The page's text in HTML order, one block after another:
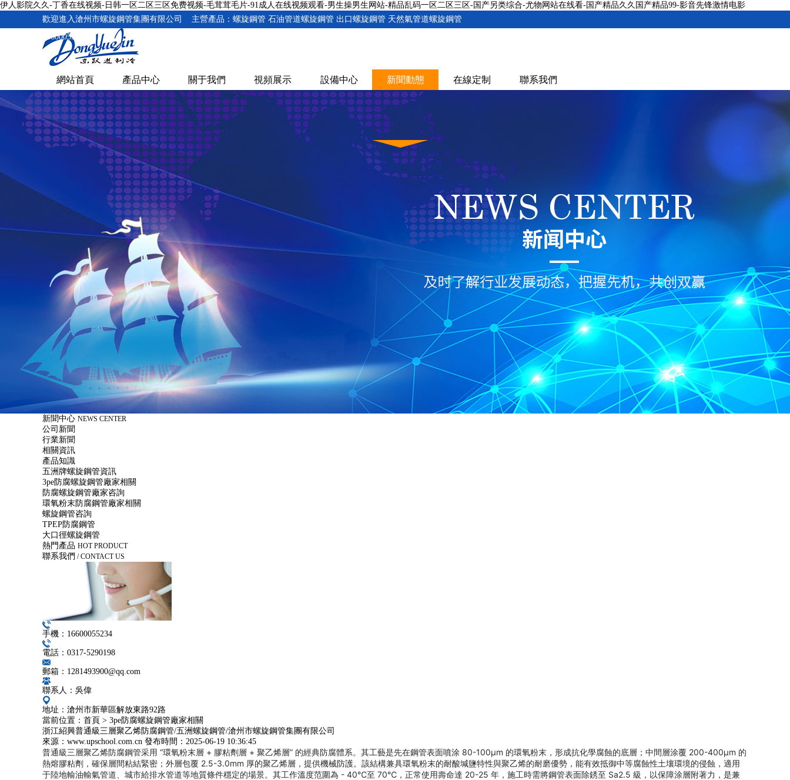
伊人影院久久-丁香在线视频-日韩一区二区三区免费视频-毛茸茸毛片-91成人在线视频观看-男生操男生网站-精品乱码一区二区三区-国产另类综合-尤物网站在线看-国产精品久久国产精品99-影音先锋激情电影
歡迎進入滄州市螺旋鋼管集團有限公司 主營產品：螺旋鋼管 石油管道螺旋鋼管 出口螺旋鋼管 天然氣管道螺旋鋼管
16600055234
網站首頁 產品中心 關于我們 視頻展示 設備中心 新聞動態 在線定制 聯系我們
新聞中心 NEWS CENTER
公司新聞
行業新聞
相關資訊
產品知識
五洲牌螺旋鋼管資訊
3pe防腐螺旋鋼管廠家相關
防腐螺旋鋼管廠家咨詢
環氧粉末防腐鋼管廠家相關
螺旋鋼管咨詢
TPEP防腐鋼管
大口徑螺旋鋼管
熱門產品 HOT PRODUCT
聯系我們 / CONTACT US
手機：16600055234
電話：0317-5290198
郵箱：1281493900@qq.com
聯系人：吳偉
地址：滄州市新華區解放東路92路
當前位置： 首頁 > 3pe防腐螺旋鋼管廠家相關
浙江紹興普通級三層聚乙烯防腐鋼管/五洲螺旋鋼管/滄州市螺旋鋼管集團有限公司
來源：www.upschool.com.cn 發布時間： 2025-06-19 10:36:45
普通級三層聚乙烯防腐鋼管采用 “環氧粉末層 + 膠粘劑層 + 聚乙烯層” 的經典防腐體系。其工藝是先在鋼管表面噴涂 80-100μm 的環氧粉末，形成抗化學腐蝕的底層；中間層涂覆 200-400μm 的
熱熔膠粘劑，確保層間粘結緊密；外層包覆 2.5-3.0mm 厚的聚乙烯層，提供機械防護。該結構兼具環氧粉末的耐酸堿鹽特性與聚乙烯的耐磨優勢，能有效抵御中等腐蝕性土壤環境的侵蝕，適用
于陸地輸油輸氣管道、城市給排水管道等地質條件穩定的場景。其工作溫度范圍為 - 40℃至 70℃，正常使用壽命達 20-25 年，施工時需將鋼管表面除銹至 Sa2.5 級，以保障涂層附著力，是兼